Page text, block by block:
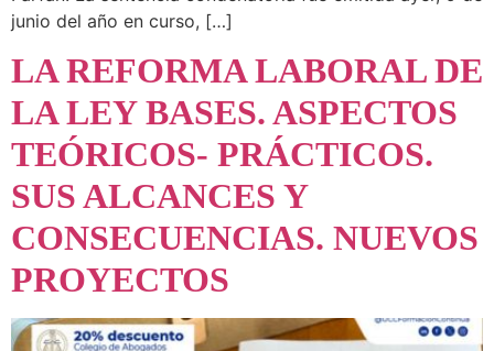
junio del año en curso, […]
LA REFORMA LABORAL DE
LA LEY BASES. ASPECTOS
TEÓRICOS- PRÁCTICOS.
SUS ALCANCES Y
CONSECUENCIAS. NUEVOS
PROYECTOS